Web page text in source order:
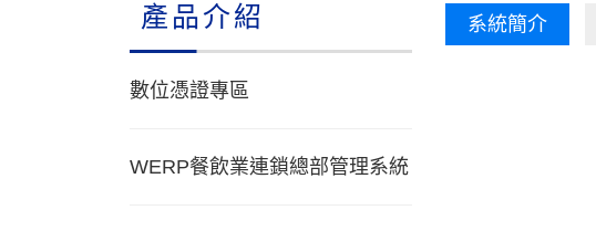
產品介紹
數位憑證專區
WERP餐飲業連鎖總部管理系統
系統簡介